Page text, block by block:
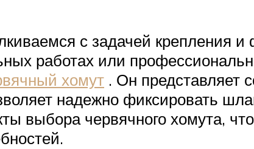
с задачей крепления
работах или
хомут . Он представляет
надежно фиксировать
выбора червячного хомута,